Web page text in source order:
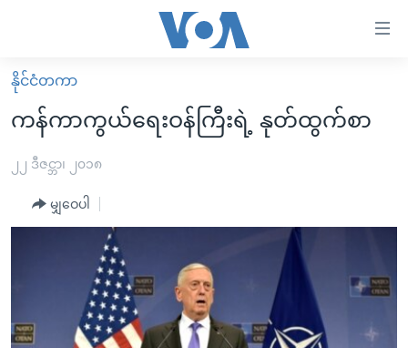
လွယ်ကူ
စေ
Link
များ
ကြည့်
မူလစာမျက်နှာ
မြန်မာ
ကမ္ဘာ့သတင်းများ
နိုင်ငံတကာ
အမေရိကန်
အစ္စရေး-ပါလက်စတိုင်း
သတင်းလွတ်လပ်ခွင့်
ရပ်ဝန်းတခု လမ်းတခု အလွန်
အင်္ဂလိပ်စာလေ့လာမယ်
အမေရိကန်သုံးအီဒီယံ
အပတ်စဉ်ကဏ္ဍများ
နိုင်ငံတကာ
ကန်ကာကွယ်ရေးဝန်ကြီးရဲ့ နုတ်ထွက်စာ
၂၂ ဒီဇင္ဘာ၊ ၂၀၁၈
မျှဝေပါ